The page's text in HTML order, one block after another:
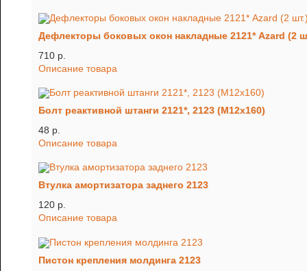
Дефлекторы боковых окон накладные 2121* Azard (2
710 p.
Описание товара
Болт реактивной штанги 2121*, 2123 (М12х160)
48 p.
Описание товара
Втулка амортизатора заднего 2123
120 p.
Описание товара
Пистон крепления молдинга 2123